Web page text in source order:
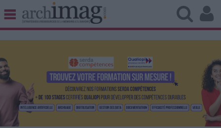
BIBLIOTHÈQUE ÉDITION
UNIVERS DATA
TRAVAIL COLLABORATIF
VIE NUMÉRIQUE
NUMÉRIQUE RESPONSABLE